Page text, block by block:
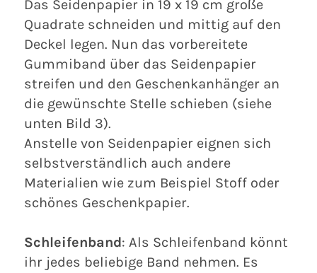
Das Seidenpapier in 19 x 19 cm große
Quadrate schneiden und mittig auf den
Deckel legen. Nun das vorbereitete
Gummiband über das Seidenpapier
streifen und den Geschenkanhänger an
die gewünschte Stelle schieben (siehe
unten Bild 3).
Anstelle von Seidenpapier eignen sich
selbstverständlich auch andere
Materialien wie zum Beispiel Stoff oder
schönes Geschenkpapier.
Schleifenband: Als Schleifenband könnt
ihr jedes beliebige Band nehmen. Es